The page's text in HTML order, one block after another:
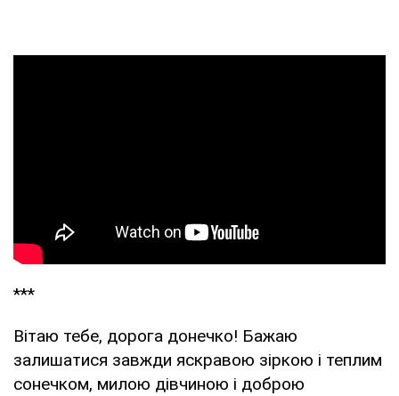
***
Вітаю тебе, дорога донечко! Бажаю
залишатися завжди яскравою зіркою і теплим
сонечком, милою дівчиною і доброю